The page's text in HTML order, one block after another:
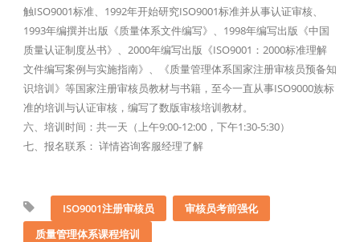
触ISO9001标准、1992年开始研究ISO9001标准并从事认证审核、
1993年编撰并出版《质量体系文件编写》、1998年编写出版《中国
质量认证制度丛书》、2000年编写出版《ISO9001：2000标准理解
文件编写案例与实施指南》、《质量管理体系国家注册审核员预备知
识培训》等国家注册审核员教材与书籍，至今一直从事ISO9000族标
准的培训与认证审核，编写了数版审核培训教材。
六、培训时间：共一天（上午9:00-12:00，下午1:30-5:30）
七、报名联系： 详情咨询客服经理了解
ISO9001注册审核员
审核员考前强化
质量管理体系课程培训